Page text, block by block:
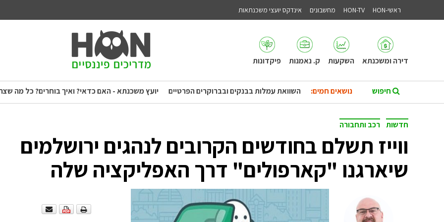
ראשי-HON HON-TV מחשבונים אינדקס יועצי משכנתאות
דירה ומשכנתא השקעות ק. נאמנות פיקדונות
נושאים חמים: השוואת עמלות בבנקים ובברוקרים הפרטיים יועץ משכנתא - האם כדאי? ואיך בוחרים? כל מה
חדשות רכב ותחבורה
ווייז תשלם בחודשים הקרובים לנהגים ירושלמים
שיארגנו "קארפולים" דרך האפליקציה שלה